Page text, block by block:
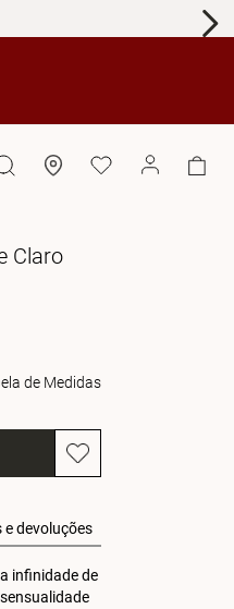
Claro
de Medidas
e devoluções
infinidade de